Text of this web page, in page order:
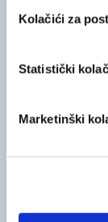
Kolačići za
Statistički
Marketinški
naznačenih
dugotrajne